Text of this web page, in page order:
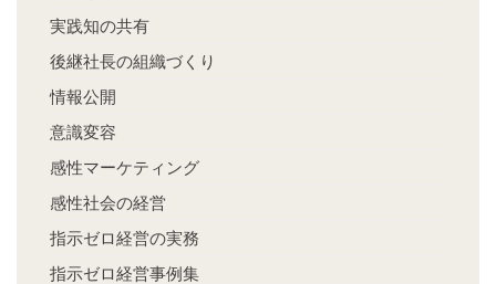
実践知の共有
後継社長の組織づくり
情報公開
意識変容
感性マーケティング
感性社会の経営
指示ゼロ経営の実務
指示ゼロ経営事例集